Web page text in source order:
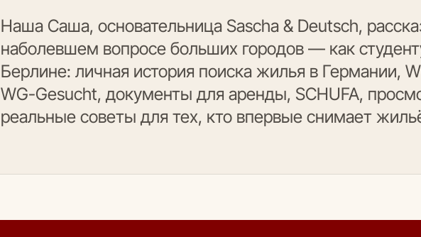
Наша Саша, основательница Sascha & Deutsch,
наболевшем вопросе больших городов — как
Берлине: личная история поиска жилья в Германии,
WG-Gesucht, документы для аренды, SCHUFA,
реальные советы для тех, кто впервые снимает